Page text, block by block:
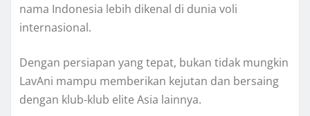
nama Indonesia lebih dikenal di dunia voli
internasional.
Dengan persiapan yang tepat, bukan tidak mungkin
LavAni mampu memberikan kejutan dan bersaing
dengan klub-klub elite Asia lainnya.